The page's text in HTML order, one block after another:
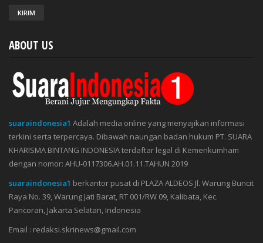
ABOUT US
suaraindonesia1 Adalah media online yang menyajikan informasi
terkini serta terpercaya. Dibawah naungan badan hukum PT. SUARA
KHARISMA BINTANG INDONESIA terdaftar legal di Kemenkumham
dengan nomor: AHU-0117306.AH.01.11.TAHUN 2019
suaraindonesia1 berkantor pusat di PLAZA ALDEOS Jl. Warung Buncit
Raya No. 39, Warung Jati Barat, RT 001/RW 09, Kalibata, Kec.
Pancoran, Jakarta Selatan, Indonesia
Email : redaksi.skrinews@gmail.com